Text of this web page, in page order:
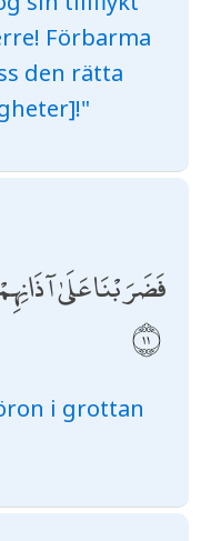
Förbarma
den rätta
فَضَرَبْنَا عَلَىٰ
i grottan